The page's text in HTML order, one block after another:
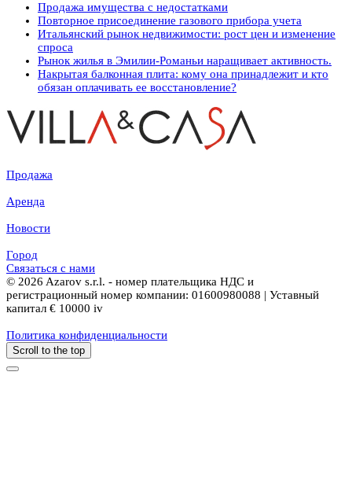
Продажа имущества с недостатками
Повторное присоединение газового прибора учета
Итальянский рынок недвижимости: рост цен и изменение
спроса
Рынок жилья в Эмилии-Романьи наращивает активность.
Накрытая балконная плита: кому она принадлежит и кто
обязан оплачивать ее восстановление?
Продажа
Аренда
Новости
Город
Связаться с нами
© 2026 Azarov s.r.l. - номер плательщика НДС и
регистрационный номер компании: 01600980088 | Уставный
капитал € 10000 iv
Политика конфиденциальности
Scroll to the top